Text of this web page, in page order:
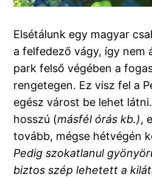
Elsétálunk egy magyar
a felfedező vágy, így nem
park felső végében a
rengetegen. Ez visz fel a
egész várost be lehet
hosszú (másfél órás kb.),
tovább, mégse hétvégén
Pedig szokatlanul
biztos szép lehetett a